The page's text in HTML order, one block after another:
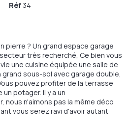
Réf 34
pierre ? Un grand espace garage
très recherché, Ce bien vous
une cuisine équipée une salle de
grand sous-sol avec garage double,
pouvez profiter de la terrasse
potager. il y a un
nous n'aimons pas la même déco
vous serez ravi d'avoir autant